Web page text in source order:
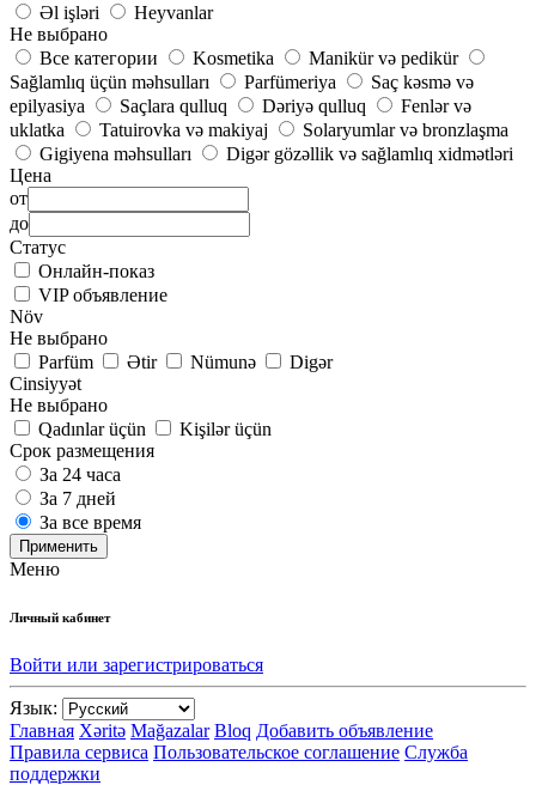
Əl işləri
Heyvanlar
Не выбрано
Все категории
Kosmetika
Manikür və pedikür
Sağlamlıq üçün məhsulları
Parfümeriya
Saç kəsmə və
epilyasiya
Saçlara qulluq Dəriyə qulluq
Fenlər və
uklatka
Tatuirovka və makiyaj
Solaryumlar və bronzlaşma
Gigiyena məhsulları
Digər gözəllik və sağlamlıq xidmətləri
Цена
от
до
Статус
Онлайн-показ
VIP объявление
Növ
Не выбрано
Parfüm
Ətir Nümunə
Digər
Cinsiyyət
Не выбрано
Qadınlar üçün
Kişilər üçün
Срок размещения
За 24 часа
За 7 дней
За все время
Применить
Меню
Личный кабинет
Войти или зарегистрироваться
Язык:
Главная Xəritə Mağazalar Bloq Добавить объявление
Правила сервиса Пользовательское соглашение Служба
поддержки